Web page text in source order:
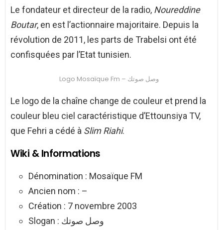
Le fondateur et directeur de la radio, Noureddine
Boutar, en est l’actionnaire majoritaire. Depuis la
révolution de 2011, les parts de Trabelsi ont été
confisquées par l’Etat tunisien.
Logo Mosaïque Fm – وصل صوتك
Le logo de la chaîne change de couleur et prend la
couleur bleu ciel caractéristique d’Ettounsiya TV,
que Fehri a cédé à Slim Riahi.
Wiki & Informations
Dénomination : Mosaïque FM
Ancien nom : –
Création : 7 novembre 2003
Slogan : وصل صوتك